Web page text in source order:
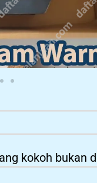
kokoh bukan